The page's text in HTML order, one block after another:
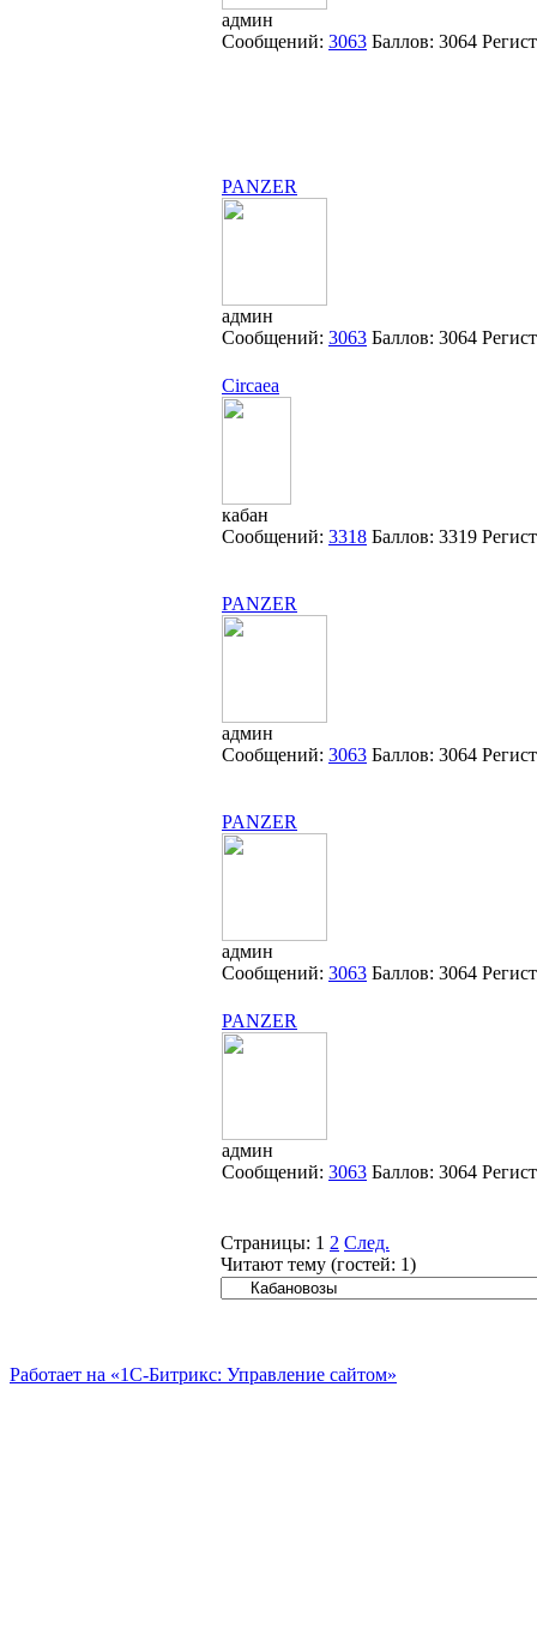
админ
Сообщений: 3063 Баллов: 3064
PANZER
админ
Сообщений: 3063 Баллов: 3064
Circaea
кабан
Сообщений: 3318 Баллов: 3319
PANZER
админ
Сообщений: 3063 Баллов: 3064
PANZER
админ
Сообщений: 3063 Баллов: 3064
PANZER
админ
Сообщений: 3063 Баллов: 3064
Страницы: 1 2 След.
Читают тему (гостей: 1)
Работает на «1С-Битрикс: Управление сайтом»